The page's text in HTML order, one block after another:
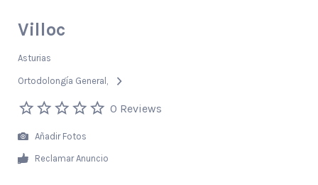
Villoc
Asturias
Ortodolongía General
0 Reviews
Añadir Fotos
Reclamar Anuncio